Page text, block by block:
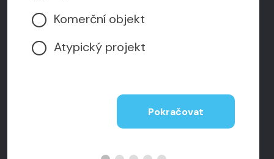
Komerční objekt
Atypický projekt
Pokračovat